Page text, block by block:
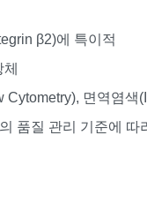
β2)에 특이적
Cytometry), 면역염색
품질 관리 기준에 따